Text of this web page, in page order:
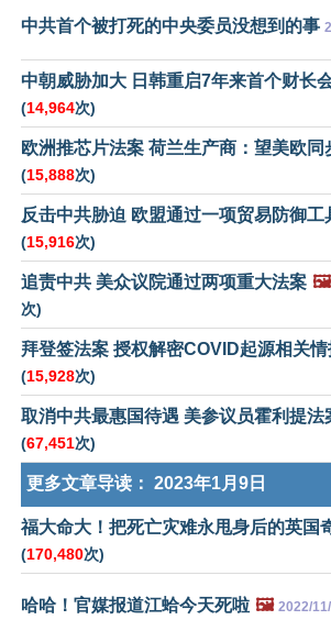
中共首个被打死的中央委员没想到的事
中朝威胁加大 日韩重启7年来首个财长
(14,964次)
欧洲推芯片法案 荷兰生产商：望美欧同
(15,888次)
反击中共胁迫 欧盟通过一项贸易防御工
(15,916次)
追责中共 美众议院通过两项重大法案 🖼️
次)
拜登签法案 授权解密COVID起源相关情
(15,928次)
取消中共最惠国待遇 美参议员霍利提法
(67,451次)
更多文章导读： 2023年1月9日
福大命大！把死亡灾难永甩身后的英国
(170,480次)
哈哈！官媒报道江蛤今天死啦 🖼️ 2022/